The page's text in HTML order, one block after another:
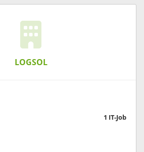
LOGSOL
1 IT-Job